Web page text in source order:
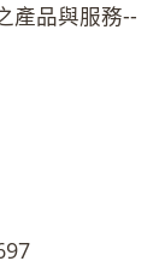
產品與服務--